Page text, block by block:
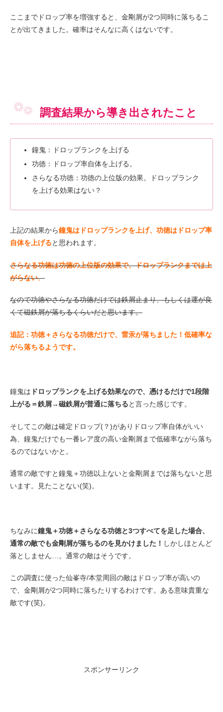
ここまでドロップ率を増強すると、金剛屑が2つ同時に落ちるこ
とが出てきました。確率はそんなに高くはないです。
調査結果から導き出されたこと
鐘鬼：ドロップランクを上げる
功徳：ドロップ率自体を上げる。
さらなる功徳：功徳の上位版の効果。ドロップランク
を上げる効果はない？
上記の結果から鐘鬼はドロップランクを上げ、功徳はドロップ率
自体を上げると思われます。
さらなる功徳は功徳の上位版の効果で、ドロップランクまでは上
がらない。
なので功徳やさらなる功徳だけでは鉄屑止まり、もしくは運が良
くて磁鉄屑が落ちるくらいだと思います。
追記：功徳＋さらなる功徳だけで、雷汞が落ちました！低確率な
がら落ちるようです。
鐘鬼は ドロップランクを上げる効果なので、憑けるだけで1段階
上がる＝鉄屑→磁鉄屑が普通に落ちると言った感じです。
そしてこの敵は確定ドロップ(？)がありドロップ率自体がいい
為、鐘鬼だけでも一番レア度の高い金剛屑まで低確率ながら落ち
るのではないかと。
通常の敵ですと鐘鬼＋功徳以上ないと金剛屑までは落ちないと思
います。見たことない(笑)。
ちなみに鐘鬼＋功徳＋さらなる功徳と3つすべてを足した場合、
通常の敵でも金剛屑が落ちるのを見かけました！ しかしほとんど
落としません…。通常の敵はそうです。
この調査に使った仙峯寺/本堂周回の敵はドロップ率が高いの
で、金剛屑が2つ同時に落ちたりするわけです。ある意味貴重な
敵です(笑)。
スポンサーリンク